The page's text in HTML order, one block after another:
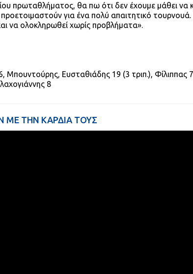
πρωταθλήματος, θα πω ότι δεν έχουμε μάθει να
για ένα πολύ απαιτητικό τουρνουά.
να ολοκληρωθεί χωρίς προβλήματα».
Μπουντούρης, Ευσταθιάδης 19 (3 τριπ.), Φίλιππας
8
ΜΕ ΤΗΝ ΚΑΡΔΙΑ ΤΟΥΣ